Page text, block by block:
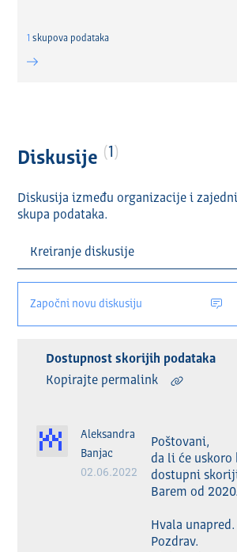
skupova podataka
Diskusije 1
Diskusija između organizacije i
skupa podataka.
Započni novu diskusiju
Dostupnost skorijih podataka
Kopirajte permalink
Aleksandra
Banjac
02.06.2022
Poštovani,
da li će
dostupni
Barem od
Hvala unapred.
Pozdrav.